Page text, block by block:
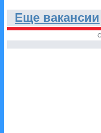
Еще вакансии